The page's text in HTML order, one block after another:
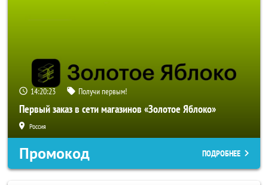
14:20:23 Получи первым!
Первый заказ в сети магазинов «Золотое Яблоко»
Россия
Промокод ПОДРОБНЕЕ